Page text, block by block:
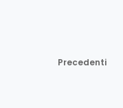
Precedenti